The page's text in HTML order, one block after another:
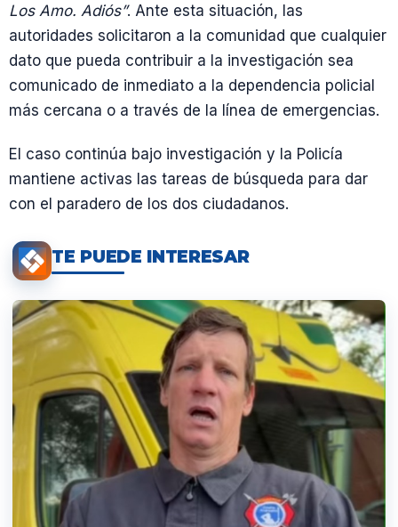
Los Amo. Adiós”. Ante esta situación, las
autoridades solicitaron a la comunidad que cualquier
dato que pueda contribuir a la investigación sea
comunicado de inmediato a la dependencia policial
más cercana o a través de la línea de emergencias.
El caso continúa bajo investigación y la Policía
mantiene activas las tareas de búsqueda para dar
con el paradero de los dos ciudadanos.
TE PUEDE INTERESAR